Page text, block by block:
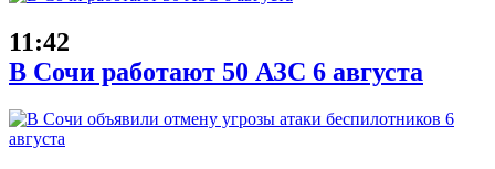
11:42
В Сочи работают 50 АЗС 6 августа